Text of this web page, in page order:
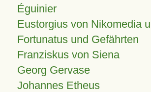
Éguinier
Eustorgius von Nikomedia
Fortunatus und Gefährten
Franziskus von Siena
Georg Gervase
Johannes Etheus